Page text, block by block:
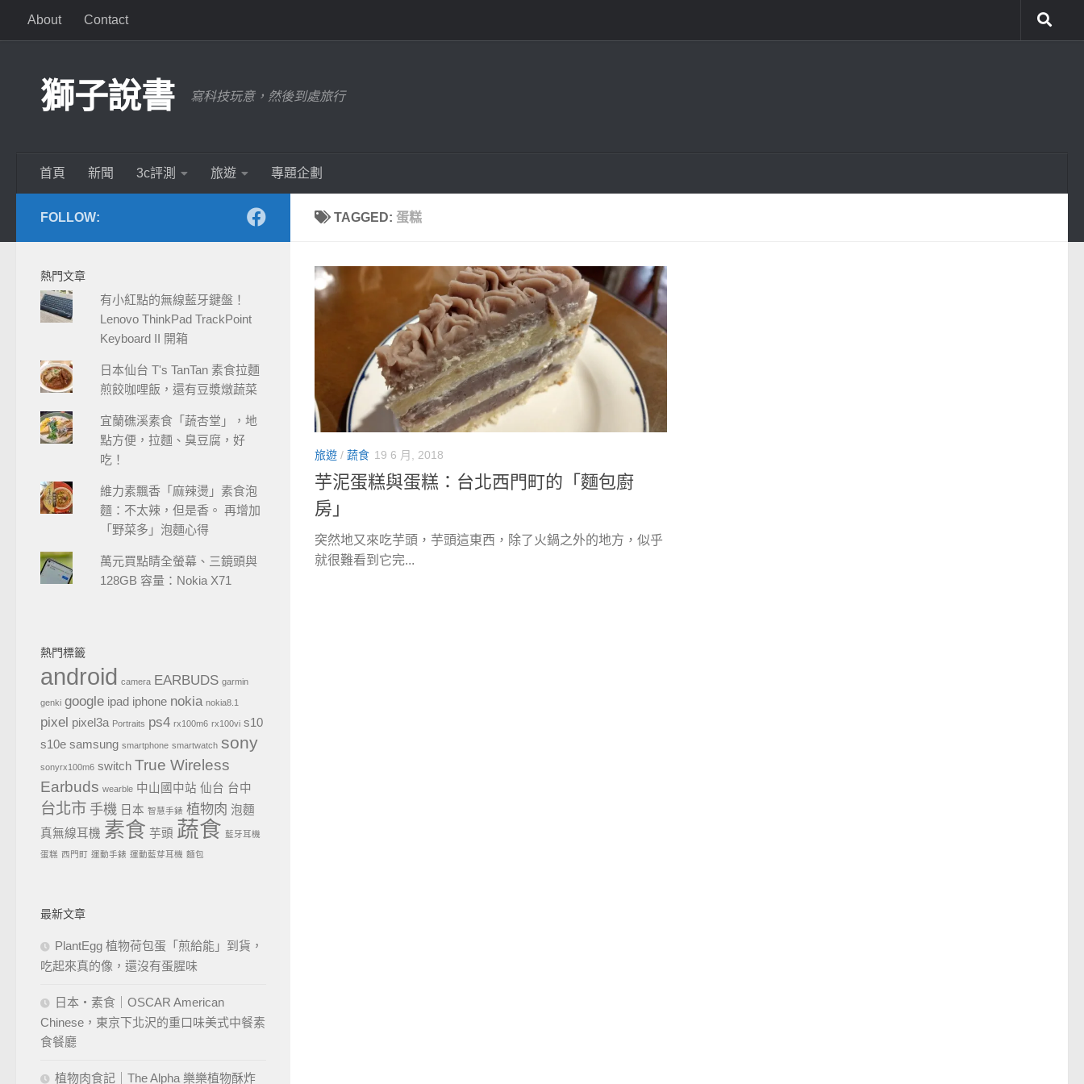
Skip to content
About Contact
獅子說書 寫科技玩意，然後到處旅行
首頁 新聞 3c評測 旅遊 專題企劃
TAGGED: 蛋糕
旅遊 / 蔬食 19 6 月, 2018
芋泥蛋糕與蛋糕：台北西門町的「麵包廚
房」
突然地又來吃芋頭，芋頭這東西，除了火鍋之外的地方，似乎
就很難看到它完...
FOLLOW:
熱門文章
有小紅點的無線藍牙鍵盤！
Lenovo ThinkPad TrackPoint
Keyboard II 開箱
日本仙台 T's TanTan 素食拉麵
煎餃咖哩飯，還有豆漿燉蔬菜
宜蘭礁溪素食「蔬杏堂」，地
點方便，拉麵、臭豆腐，好
吃！
維力素飄香「麻辣燙」素食泡
麵：不太辣，但是香。 再增加
「野菜多」泡麵心得
萬元買點睛全螢幕、三鏡頭與
128GB 容量：Nokia X71
熱門標籤
android camera EARBUDS garmin
genki google ipad iphone nokia nokia8.1
pixel pixel3a Portraits ps4 rx100m6 rx100vi s10
s10e samsung smartphone smartwatch sony
sonyrx100m6 switch True Wireless
Earbuds wearble 中山國中站 仙台 台中
台北市 手機 日本 智慧手錶 植物肉 泡麵
真無線耳機 素食 芋頭 蔬食 藍牙耳機
蛋糕 西門町 運動手錶 運動藍芽耳機 麵包
最新文章
PlantEgg 植物荷包蛋「煎給能」到貨，
吃起來真的像，還沒有蛋腥味
日本・素食｜OSCAR American
Chinese，東京下北沢的重口味美式中餐素
食餐廳
植物肉食記｜The Alpha 樂樂植物酥炸